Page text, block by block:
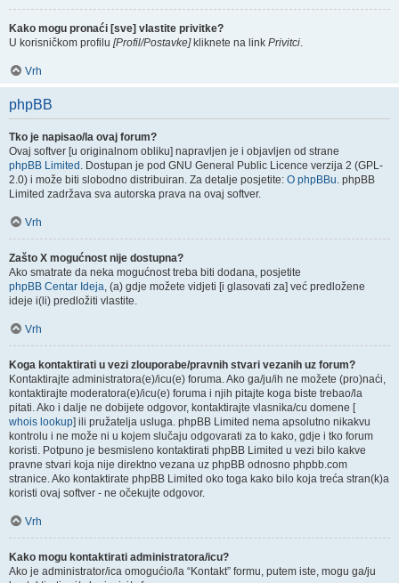
Kako mogu pronaći [sve] vlastite privitke?
U korisničkom profilu [Profil/Postavke]kliknete na link Privitci.
Vrh
phpBB
Tko je napisao/la ovaj forum?
Ovaj softver [u originalnom obliku] napravljen je i objavljen od strane
phpBB Limited . Dostupan je pod GNU General Public Licence verzija 2 (GPL-
2.0) i može biti slobodno distribuiran. Za detalje posjetite: O phpBBu. phpBB
Limited zadržava sva autorska prava na ovaj softver.
Vrh
Zašto X mogućnost nije dostupna?
Ako smatrate da neka mogućnost treba biti dodana, posjetite
phpBB Centar Ideja, (a) gdje možete vidjeti [i glasovati za] već predložene
ideje i(li) predložiti vlastite.
Vrh
Koga kontaktirati u vezi zlouporabe/pravnih stvari vezanih uz forum?
Kontaktirajte administratora(e)/icu(e) foruma. Ako ga/ju/ih ne možete (pro)naći,
kontaktirajte moderatora(e)/icu(e) foruma i njih pitajte koga biste trebao/la
pitati. Ako i dalje ne dobijete odgovor, kontaktirajte vlasnika/cu domene [
whois lookup] ili pružatelja usluga. phpBB Limited nema apsolutno nikakvu
kontrolu i ne može ni u kojem slučaju odgovarati za to kako, gdje i tko forum
koristi. Potpuno je besmisleno kontaktirati phpBB Limited u vezi bilo kakve
pravne stvari koja nije direktno vezana uz phpBB odnosno phpbb.com
stranice. Ako kontaktirate phpBB Limited oko toga kako bilo koja treća stran(k)a
koristi ovaj softver - ne očekujte odgovor.
Vrh
Kako mogu kontaktirati administratora/icu?
Ako je administrator/ica omogućio/la “Kontakt” formu, putem iste, mogu ga/ju